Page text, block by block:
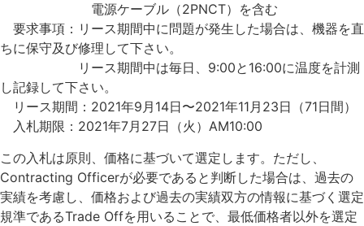
電源ケーブル（2PNCT）を含む
要求事項：リース期間中に問題が発生した場合は、機器を直
ちに保守及び修理して下さい。
リース期間中は毎日、9:00と16:00に温度を計測
し記録して下さい。
リース期間：2021年9月14日〜2021年11月23日（71日間）
入札期限：2021年7月27日（火）AM10:00
この入札は原則、価格に基づいて選定します。ただし、
Contracting Officerが必要であると判断した場合は、過去の
実績を考慮し、価格および過去の実績双方の情報に基づく選定
規準であるTrade Offを用いることで、最低価格者以外を選定